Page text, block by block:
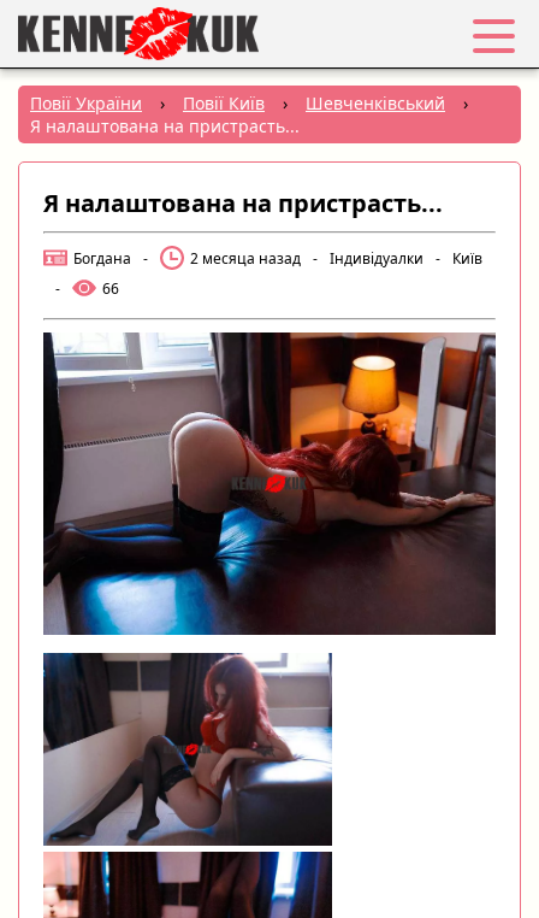
Обране
Вхід
Реєстрація
Міста:
РУС|
УКР
Створити оголошення
Повії України › Повії Київ › Шевченківський
›
Я налаштована на пристрасть...
Я налаштована на пристрасть...
Богдана - 2 месяца назад - Індивідуалки -
Київ
-
66